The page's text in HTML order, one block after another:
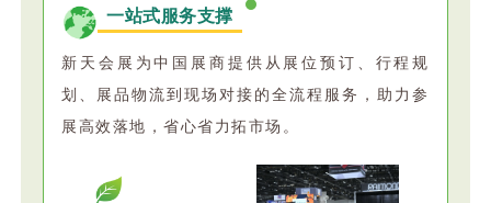
一站式服务支撑
新天会展为中国展商提供从展位预订、行程规
划、展品物流到现场对接的全流程服务，助力参
展高效落地，省心省力拓市场。